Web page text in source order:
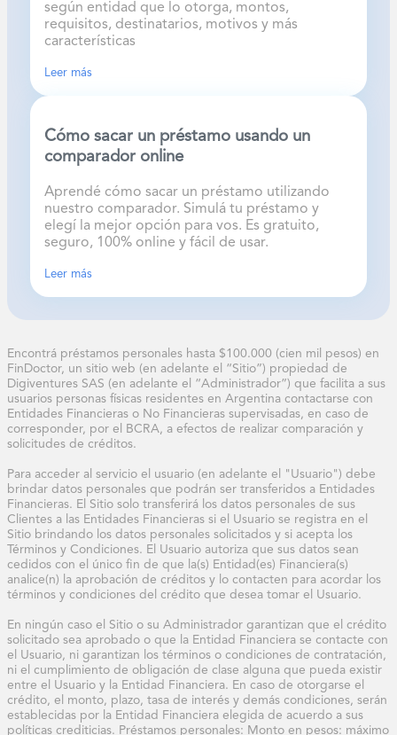
según entidad que lo otorga, montos,
requisitos, destinatarios, motivos y más
características
Leer más
Cómo sacar un préstamo usando un
comparador online
Aprendé cómo sacar un préstamo utilizando
nuestro comparador. Simulá tu préstamo y
elegí la mejor opción para vos. Es gratuito,
seguro, 100% online y fácil de usar.
Leer más
Encontrá préstamos personales hasta $100.000 (cien mil pesos) en
FinDoctor, un sitio web (en adelante el “Sitio”) propiedad de
Digiventures SAS (en adelante el “Administrador”) que facilita a sus
usuarios personas físicas residentes en Argentina contactarse con
Entidades Financieras o No Financieras supervisadas, en caso de
corresponder, por el BCRA, a efectos de realizar comparación y
solicitudes de créditos.
Para acceder al servicio el usuario (en adelante el "Usuario") debe
brindar datos personales que podrán ser transferidos a Entidades
Financieras. El Sitio solo transferirá los datos personales de sus
Clientes a las Entidades Financieras si el Usuario se registra en el
Sitio brindando los datos personales solicitados y si acepta los
Términos y Condiciones. El Usuario autoriza que sus datos sean
cedidos con el único fin de que la(s) Entidad(es) Financiera(s)
analice(n) la aprobación de créditos y lo contacten para acordar los
términos y condiciones del crédito que desea tomar el Usuario.
En ningún caso el Sitio o su Administrador garantizan que el crédito
solicitado sea aprobado o que la Entidad Financiera se contacte con
el Usuario, ni garantizan los términos o condiciones de contratación,
ni el cumplimiento de obligación de clase alguna que pueda existir
entre el Usuario y la Entidad Financiera. En caso de otorgarse el
crédito, el monto, plazo, tasa de interés y demás condiciones, serán
establecidas por la Entidad Financiera elegida de acuerdo a sus
políticas crediticias. Préstamos personales: Monto en pesos: máximo